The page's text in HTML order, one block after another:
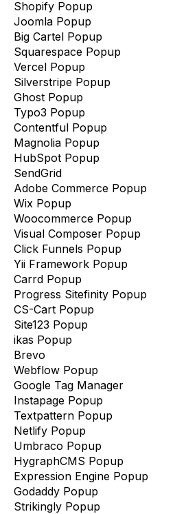
Shopify Popup
Joomla Popup
Big Cartel Popup
Squarespace Popup
Vercel Popup
Silverstripe Popup
Ghost Popup
Typo3 Popup
Contentful Popup
Magnolia Popup
HubSpot Popup
SendGrid
Adobe Commerce Popup
Wix Popup
Woocommerce Popup
Visual Composer Popup
Click Funnels Popup
Yii Framework Popup
Carrd Popup
Progress Sitefinity Popup
CS-Cart Popup
Site123 Popup
ikas Popup
Brevo
Webflow Popup
Google Tag Manager
Instapage Popup
Textpattern Popup
Netlify Popup
Umbraco Popup
HygraphCMS Popup
Expression Engine Popup
Godaddy Popup
Strikingly Popup